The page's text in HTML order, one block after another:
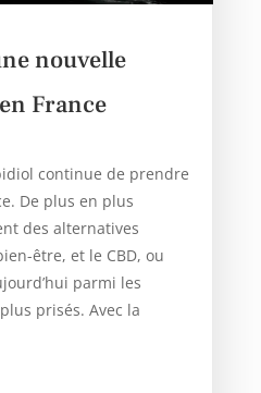
nouvelle
France
continue de prendre
De plus en plus
des alternatives
être, et le CBD, ou
parmi les
prisés. Avec la